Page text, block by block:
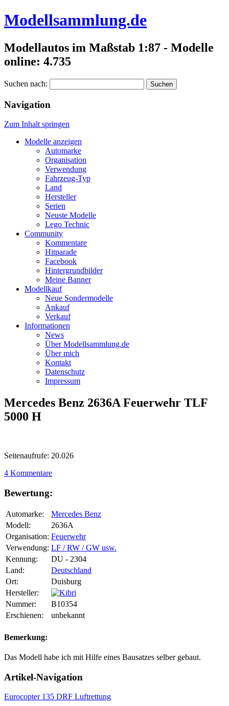
Modellsammlung.de
Modellautos im Maßstab 1:87 - Modelle
online: 4.735
Suchen nach:
Navigation
Zum Inhalt springen
Modelle anzeigen
Automarke
Organisation
Verwendung
Fahrzeug-Typ
Land
Hersteller
Serien
Neuste Modelle
Lego Technic
Community
Kommentare
Hitparade
Facebook
Hintergrundbilder
Meine Banner
Modellkauf
Neue Sondermodelle
Ankauf
Verkauf
Informationen
News
Über Modellsammlung.de
Über mich
Kontakt
Datenschutz
Impressum
Mercedes Benz 2636A Feuerwehr TLF
5000 H
Seitenaufrufe: 20.026
4 Kommentare
Bewertung:
Automarke:
Mercedes Benz
Modell:
2636A
Organisation: Feuerwehr
Verwendung: LF / RW / GW usw.
Kennung:
DU - 2304
Land:
Deutschland
Ort:
Duisburg
Hersteller:
Nummer:
B10354
Erschienen:
unbekannt
Bemerkung:
Das Modell habe ich mit Hilfe eines Bausatzes selber gebaut.
Artikel-Navigation
Eurocopter 135 DRF Luftrettung